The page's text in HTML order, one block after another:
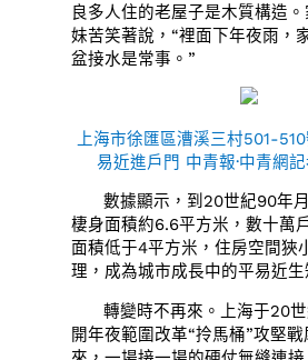
良多人住的老屋子是木質構造
妹苦笑著說，“裡面下年夜雨，
盆接水是常事。”
上海市徐匯區漕溪三村501-
易近進戶門 中青報·中青網
數據顯示，到20世紀90年
棲身面積約6.6平方米，數十萬
面積低于4平方米，住房空間狹
理，成為城市成長中的平易近生
轉變時不再來。上海于20
開年夜範圍改革“拎馬桶”攻堅